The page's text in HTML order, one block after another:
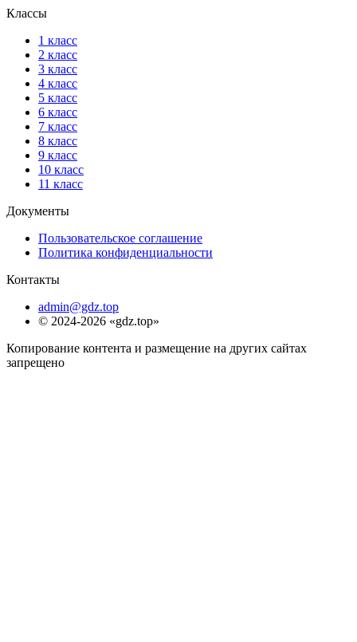
Классы
1 класс
2 класс
3 класс
4 класс
5 класс
6 класс
7 класс
8 класс
9 класс
10 класс
11 класс
Документы
Пользовательское соглашение
Политика конфиденциальности
Контакты
admin@gdz.top
© 2024-2026 «gdz.top»
Копирование контента и размещение на других сайтах
запрещено